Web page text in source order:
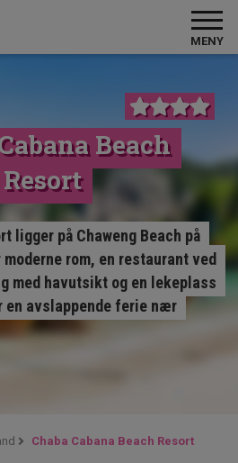
MENY
Beach
Resort
ligger på Chaweng Beach på
rom, en restaurant ved
med havutsikt og en lekeplass
en avslappende ferie nær
Chaba Cabana Beach Resort